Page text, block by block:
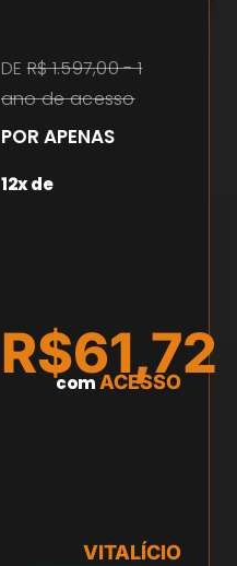
DER$ 1.597,00 - 1
ano de acesso
POR APENAS
12x de
R$61,72
comACESSO
VITALÍCIO